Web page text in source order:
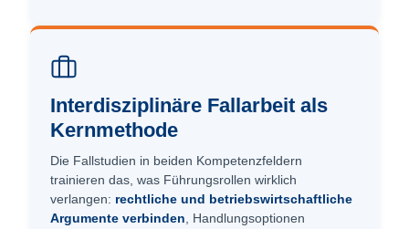
Interdisziplinäre Fallarbeit als
Kernmethode
Die Fallstudien in beiden Kompetenzfeldern
trainieren das, was Führungsrollen wirklich
verlangen: rechtliche und betriebswirtschaftliche
Argumente verbinden , Handlungsoptionen